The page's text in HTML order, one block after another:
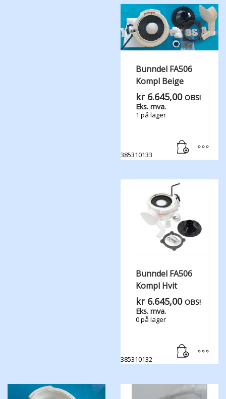
Bunndel FA506
Kompl Beige
kr6.645,00 OBS!
Eks. mva.
1 på lager
385310133
Bunndel FA506
Kompl Hvit
kr6.645,00 OBS!
Eks. mva.
0 på lager
385310132